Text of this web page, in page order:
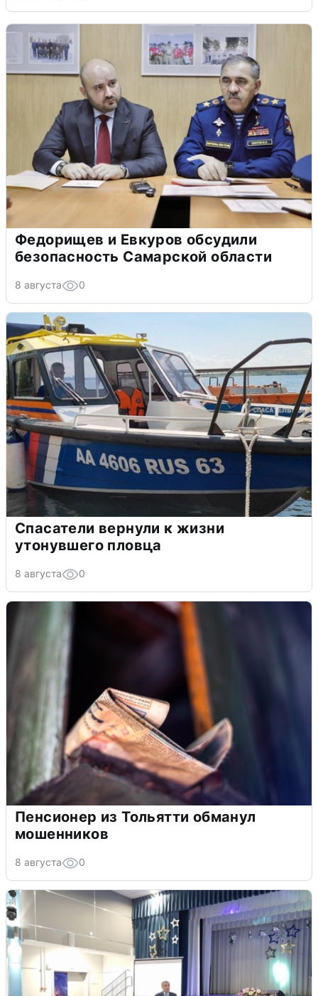
Федорищев и Евкуров обсудили
безопасность Самарской области
8 августа 0
Спасатели вернули к жизни
утонувшего пловца
8 августа 0
Пенсионер из Тольятти обманул
мошенников
8 августа 0